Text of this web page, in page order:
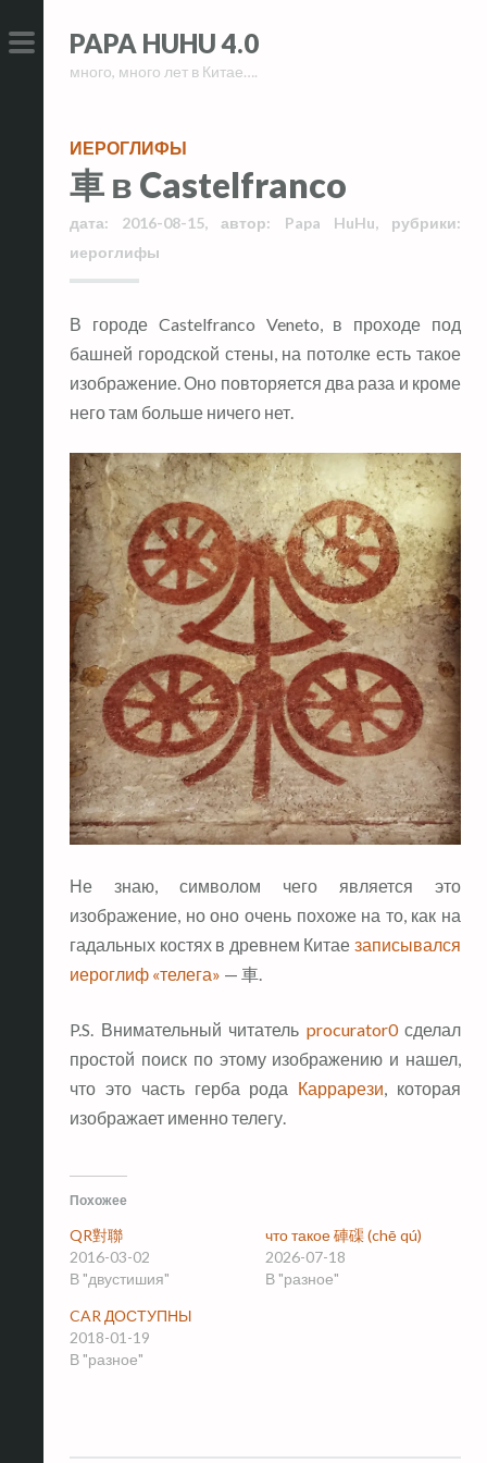
to
PRIMARY
to
PAPA HUHU 4.0
много, много лет в Китае….
ИЕРОГЛИФЫ
車 в Castelfranco
дата: 2016-08-15, автор: Papa HuHu,рубрики:
иероглифы
В городе Castelfranco Veneto, в проходе под
башней городской стены, на потолке есть такое
изображение. Оно повторяется два раза и кроме
него там больше ничего нет.
Не знаю, символом чего является это
изображение, но оно очень похоже на то, как на
гадальных костях в древнем Китае записывался
иероглиф «телега» — 車.
P.S. Внимательный читатель procurator0сделал
простой поиск по этому изображению и нашел,
что это часть герба рода Каррарези, которая
изображает именно телегу.
Похожее
QR對聯
2016-03-02
В "двустишия"
что такое 硨磲 (chē qú)
2026-07-18
В "разное"
CAR ДОСТУПНЫ
2018-01-19
В "разное"